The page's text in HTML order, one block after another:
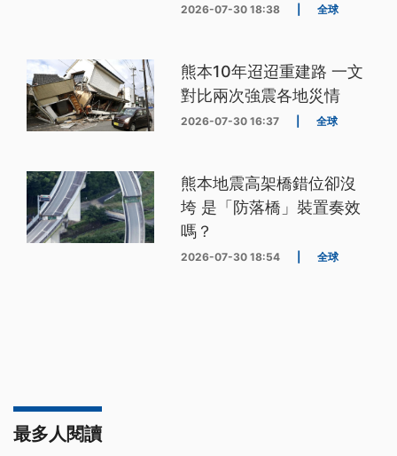
2026-07-30 18:38 全球
熊本10年迢迢重建路 一文
對比兩次強震各地災情
2026-07-30 16:37 全球
熊本地震高架橋錯位卻沒
垮 是「防落橋」裝置奏效
嗎？
2026-07-30 18:54 全球
最多人閱讀